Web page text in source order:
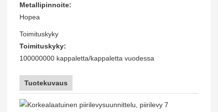
Metallipinnoite:
Hopea
Toimituskyky
Toimituskyky:
100000000 kappaletta/kappaletta vuodessa
Tuotekuvaus